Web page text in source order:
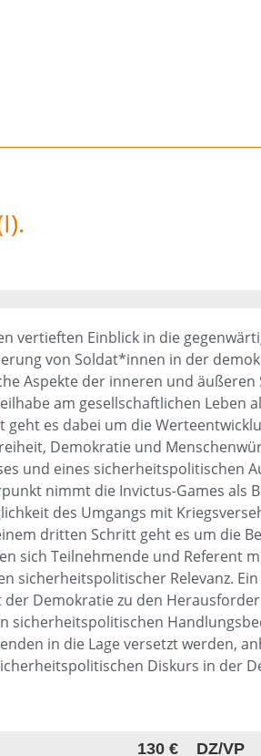
vertieften Einblick in die
von Soldat*innen in der
Aspekte der inneren und äußeren
am gesellschaftlichen Leben
es dabei um die
Demokratie und
und eines sicherheitspolitischen
nimmt die Invictus-Games als
des Umgangs mit
dritten Schritt geht es um die
sich Teilnehmende und Referent
sicherheitspolitischer Relevanz.
Demokratie zu den
sicherheitspolitischen
in die Lage versetzt werden,
Diskurs in der
130 € DZ/VP